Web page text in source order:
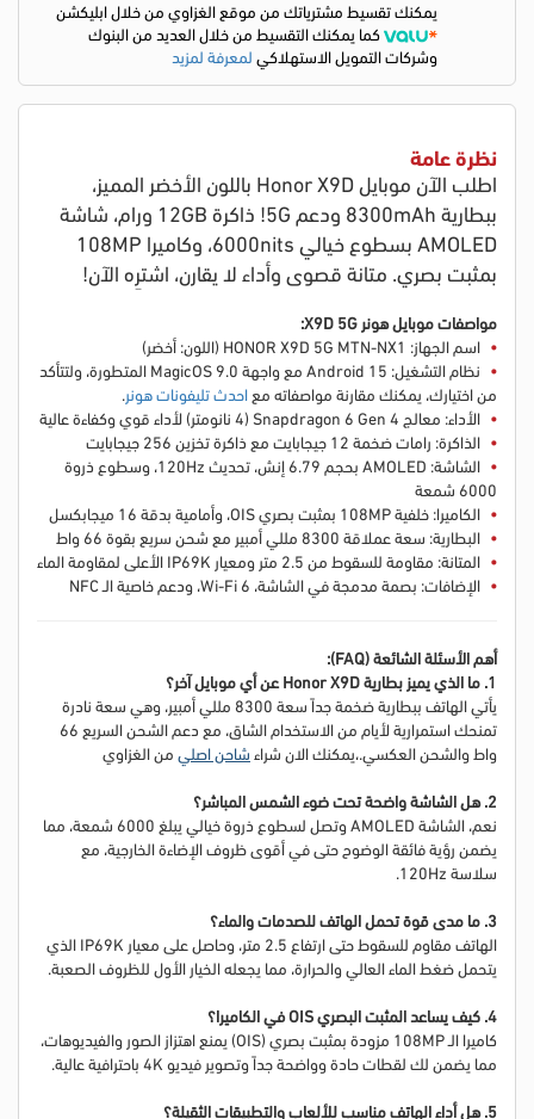
يمكنك تقسيط مشترياتك من موقع الغزاوي من خلال ابليكشن
كما يمكنك التقسيط من خلال العديد من البنوك
وشركات التمويل الاستهلاكيلمعرفة لمزيد
نظرة عامة
اطلب الآن موبايل Honor X9D باللون الأخضر المميز،
ببطارية 8300mAh ودعم 5G! ذاكرة 12GB ورام، شاشة
AMOLED بسطوع خيالي 6000nits، وكاميرا 108MP
بمثبت بصري. متانة قصوى وأداء لا يقارن، اشترِه الآن!
مواصفات موبايل هونر X9D 5G:
اسم الجهاز: HONOR X9D 5G MTN-NX1 (اللون: أخضر)
نظام التشغيل: Android 15 مع واجهة MagicOS 9.0 المتطورة
، ولتتأكد
من اختيارك، يمكنك مقارنة مواصفاته معاحدث تليفونات هونر.
الأداء: معالج Snapdragon 6 Gen 4 (4 نانومتر) لأداء قوي وكفاءة عالية
الذاكرة: رامات ضخمة 12 جيجابايت مع ذاكرة تخزين 256 جيجابايت
الشاشة: AMOLED بحجم 6.79 إنش، تحديث 120Hz، وسطوع ذروة
6000 شمعة
الكاميرا: خلفية 108MP بمثبت بصري OIS، وأمامية بدقة 16 ميجابكسل
البطارية: سعة عملاقة 8300 مللي أمبير مع شحن سريع بقوة 66 واط
المتانة: مقاومة للسقوط من 2.5 متر ومعيار IP69K الأعلى لمقاومة الماء
الإضافات: بصمة مدمجة في الشاشة، Wi-Fi 6، ودعم خاصية الـ NFC
أهم الأسئلة الشائعة (FAQ):
1. ما الذي يميز بطارية Honor X9D عن أي موبايل آخر؟
يأتي الهاتف ببطارية ضخمة جداً سعة 8300 مللي أمبير، وهي سعة نادرة
تمنحك استمرارية لأيام من الاستخدام الشاق، مع دعم الشحن السريع 66
واط والشحن العكسي.،يمكنك الان شراء شاحن اصليمن الغزاوي
2. هل الشاشة واضحة تحت ضوء الشمس المباشر؟
نعم، الشاشة AMOLED وتصل لسطوع ذروة خيالي يبلغ 6000 شمعة، مما
يضمن رؤية فائقة الوضوح حتى في أقوى ظروف الإضاءة الخارجية، مع
سلاسة 120Hz.
3. ما مدى قوة تحمل الهاتف للصدمات والماء؟
الهاتف مقاوم للسقوط حتى ارتفاع 2.5 متر، وحاصل على معيار IP69K الذي
يتحمل ضغط الماء العالي والحرارة، مما يجعله الخيار الأول للظروف الصعبة.
4. كيف يساعد المثبت البصري OIS في الكاميرا؟
كاميرا الـ 108MP مزودة بمثبت بصري (OIS) يمنع اهتزاز الصور والفيديوهات،
مما يضمن لك لقطات حادة وواضحة جداً وتصوير فيديو 4K باحترافية عالية.
5. هل أداء الهاتف مناسب للألعاب والتطبيقات الثقيلة؟